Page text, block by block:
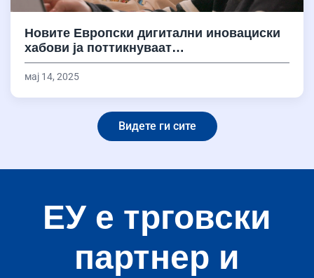
Новите Европски дигитални иновациски
хабови ја поттикнуваат…
мај 14, 2025
Видете ги сите
ЕУ е трговски
партнер и